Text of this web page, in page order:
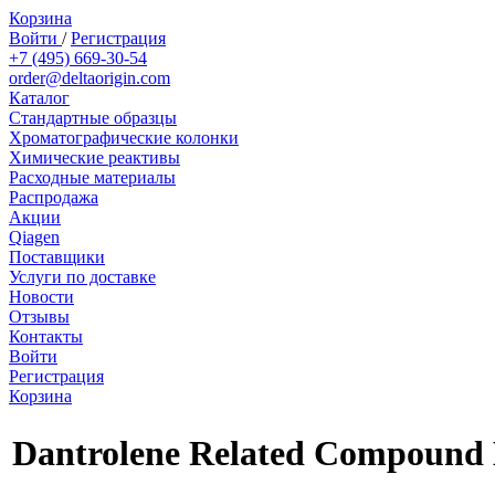
Корзина
Войти /Регистрация
+7 (495) 669-30-54
order@deltaorigin.com
Каталог
Стандартные образцы
Хроматографические колонки
Химические реактивы
Расходные материалы
Распродажа
Акции
Qiagen
Поставщики
Услуги по доставке
Новости
Отзывы
Контакты
Войти
Регистрация
Корзина
Dantrolene Related Compound